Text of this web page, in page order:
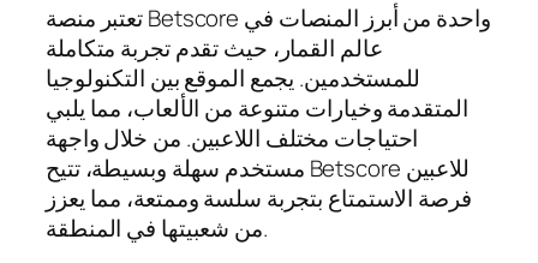
تعتبر منصة Betscore واحدة من أبرز المنصات في
عالم القمار، حيث تقدم تجربة متكاملة
للمستخدمين. يجمع الموقع بين التكنولوجيا
المتقدمة وخيارات متنوعة من الألعاب، مما يلبي
احتياجات مختلف اللاعبين. من خلال واجهة
مستخدم سهلة وبسيطة، تتيح Betscore للاعبين
فرصة الاستمتاع بتجربة سلسة وممتعة، مما يعزز
من شعبيتها في المنطقة.